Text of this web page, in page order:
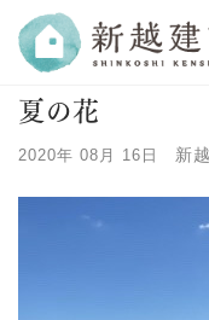
夏の花
2020年 08月 16日 新